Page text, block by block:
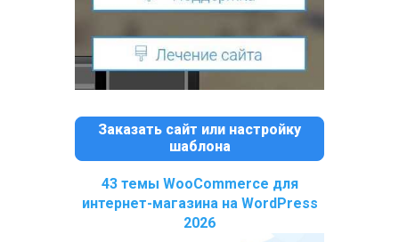
Заказать сайт или настройку
шаблона
43 темы WooCommerce для
интернет-магазина на WordPress
2026